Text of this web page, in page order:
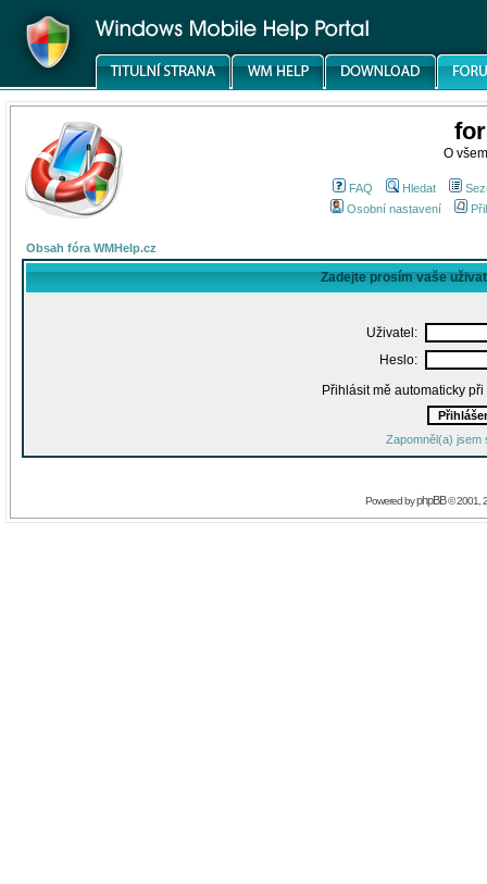
O
FAQ Hledat
Osobní nastavení
Obsah fóra WMHelp.cz
Zadejte prosím vaše
Uživatel:
Heslo:
Přihlásit mě automaticky
Zapomněl(a) jsem
Powered byphpBB© 2001,